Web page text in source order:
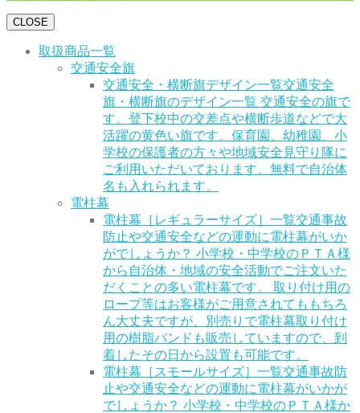
CLOSE
取扱商品一覧
交通安全旗
交通安全・横断旗デザイン一覧交通安全
旗・横断旗のデザイン一覧 交通安全の旗で
す。登下校中の交差点や横断歩道などで大
活躍の黄色い旗です。保育園、幼稚園、小
学校の保護者の方々や地域安全見守り隊に
ご利用いただいております。無料で自治体
名も入れられます。
電柱幕
電柱幕［レギュラーサイズ］一覧交通事故
防止や交通安全などの運動に電柱幕がいか
がでしょうか？ 小学校・中学校のＰＴＡ様
から自治体・地域の安全活動でご注文いた
だくことの多い電柱幕です。 取り付け用の
ロープ等はお客様がご用意されてももちろ
ん大丈夫ですが、別売りで電柱幕取り付け
用の樹脂バンドも販売していますので、到
着したその日から設置も可能です。
電柱幕［スモールサイズ］一覧交通事故防
止や交通安全などの運動に電柱幕がいかが
でしょうか？ 小学校・中学校のＰＴＡ様か